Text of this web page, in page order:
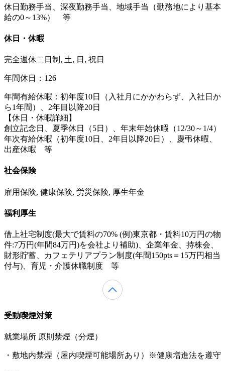
休日勤務手当、深夜勤務手当、地域手当（勤務地により基本
給の0～13%） 等
休日・休暇
完全週休二日制, 土, 日, 祝日
年間休日：126
年間有給休暇：初年度10日（入社月にかかわらず、入社日か
ら1年間）、2年目以降20日
【休日・休暇詳細】
創立記念日、夏季休日（5日）、年末年始休暇（12/30～1/4）
年次有給休暇（初年度10日、2年目以降20日）、慶弔休暇、
出産休暇 等
社会保険
雇用保険, 健康保険, 労災保険, 厚生年金
福利厚生
借上社宅制度(最大で賃料の70% (例)東京都・賃料10万円の物
件:7万円(年間84万円)を会社より補助)、企業年金、持株会、
財形貯蓄、カフェテリアプラン制度(年間150pts＝15万円相当
付与)、育児・介護休職制度 等
受動喫煙対策
就業場所 原則禁煙（分煙）
・敷地内禁煙（屋内喫煙可能場所あり）※健康増進法を遵守